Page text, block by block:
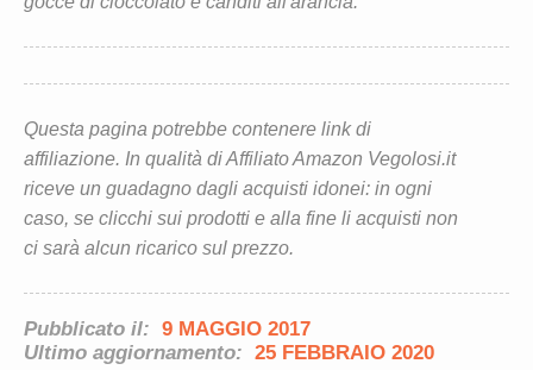
Questa pagina potrebbe contenere link di
affiliazione. In qualità di Affiliato Amazon Vegolosi.it
riceve un guadagno dagli acquisti idonei: in ogni
caso, se clicchi sui prodotti e alla fine li acquisti non
ci sarà alcun ricarico sul prezzo.
Pubblicato il: 9 MAGGIO 2017
Ultimo aggiornamento: 25 FEBBRAIO 2020